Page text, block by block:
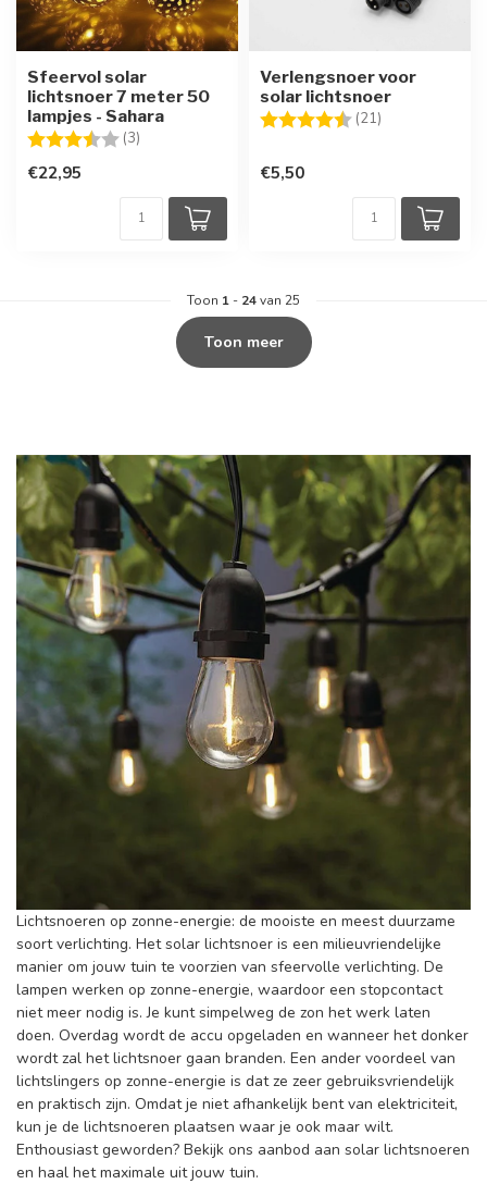
Sfeervol solar
lichtsnoer 7 meter 50
lampjes - Sahara
Beoordeling: (3)
€22,95
Verlengsnoer voor
solar lichtsnoer
Beoordeling: (21)
€5,50
Toon 1 - 24van 25
Toon meer
Lichtsnoeren op zonne-energie: de mooiste en meest duurzame
soort verlichting. Het solar lichtsnoer is een milieuvriendelijke
manier om jouw tuin te voorzien van sfeervolle verlichting. De
lampen werken op zonne-energie, waardoor een stopcontact
niet meer nodig is. Je kunt simpelweg de zon het werk laten
doen. Overdag wordt de accu opgeladen en wanneer het donker
wordt zal het lichtsnoer gaan branden. Een ander voordeel van
lichtslingers op zonne-energie is dat ze zeer gebruiksvriendelijk
en praktisch zijn. Omdat je niet afhankelijk bent van elektriciteit,
kun je de lichtsnoeren plaatsen waar je ook maar wilt.
Enthousiast geworden? Bekijk ons aanbod aan solar lichtsnoeren
en haal het maximale uit jouw tuin.